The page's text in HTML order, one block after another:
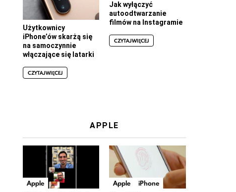
Użytkownicy
iPhone’ów skarżą się
na samoczynnie
włączające się latarki
CZYTAJ WIĘCEJ
Jak wyłączyć
autoodtwarzanie
filmów na Instagramie
CZYTAJ WIĘCEJ
APPLE
Apple Apple iPhone